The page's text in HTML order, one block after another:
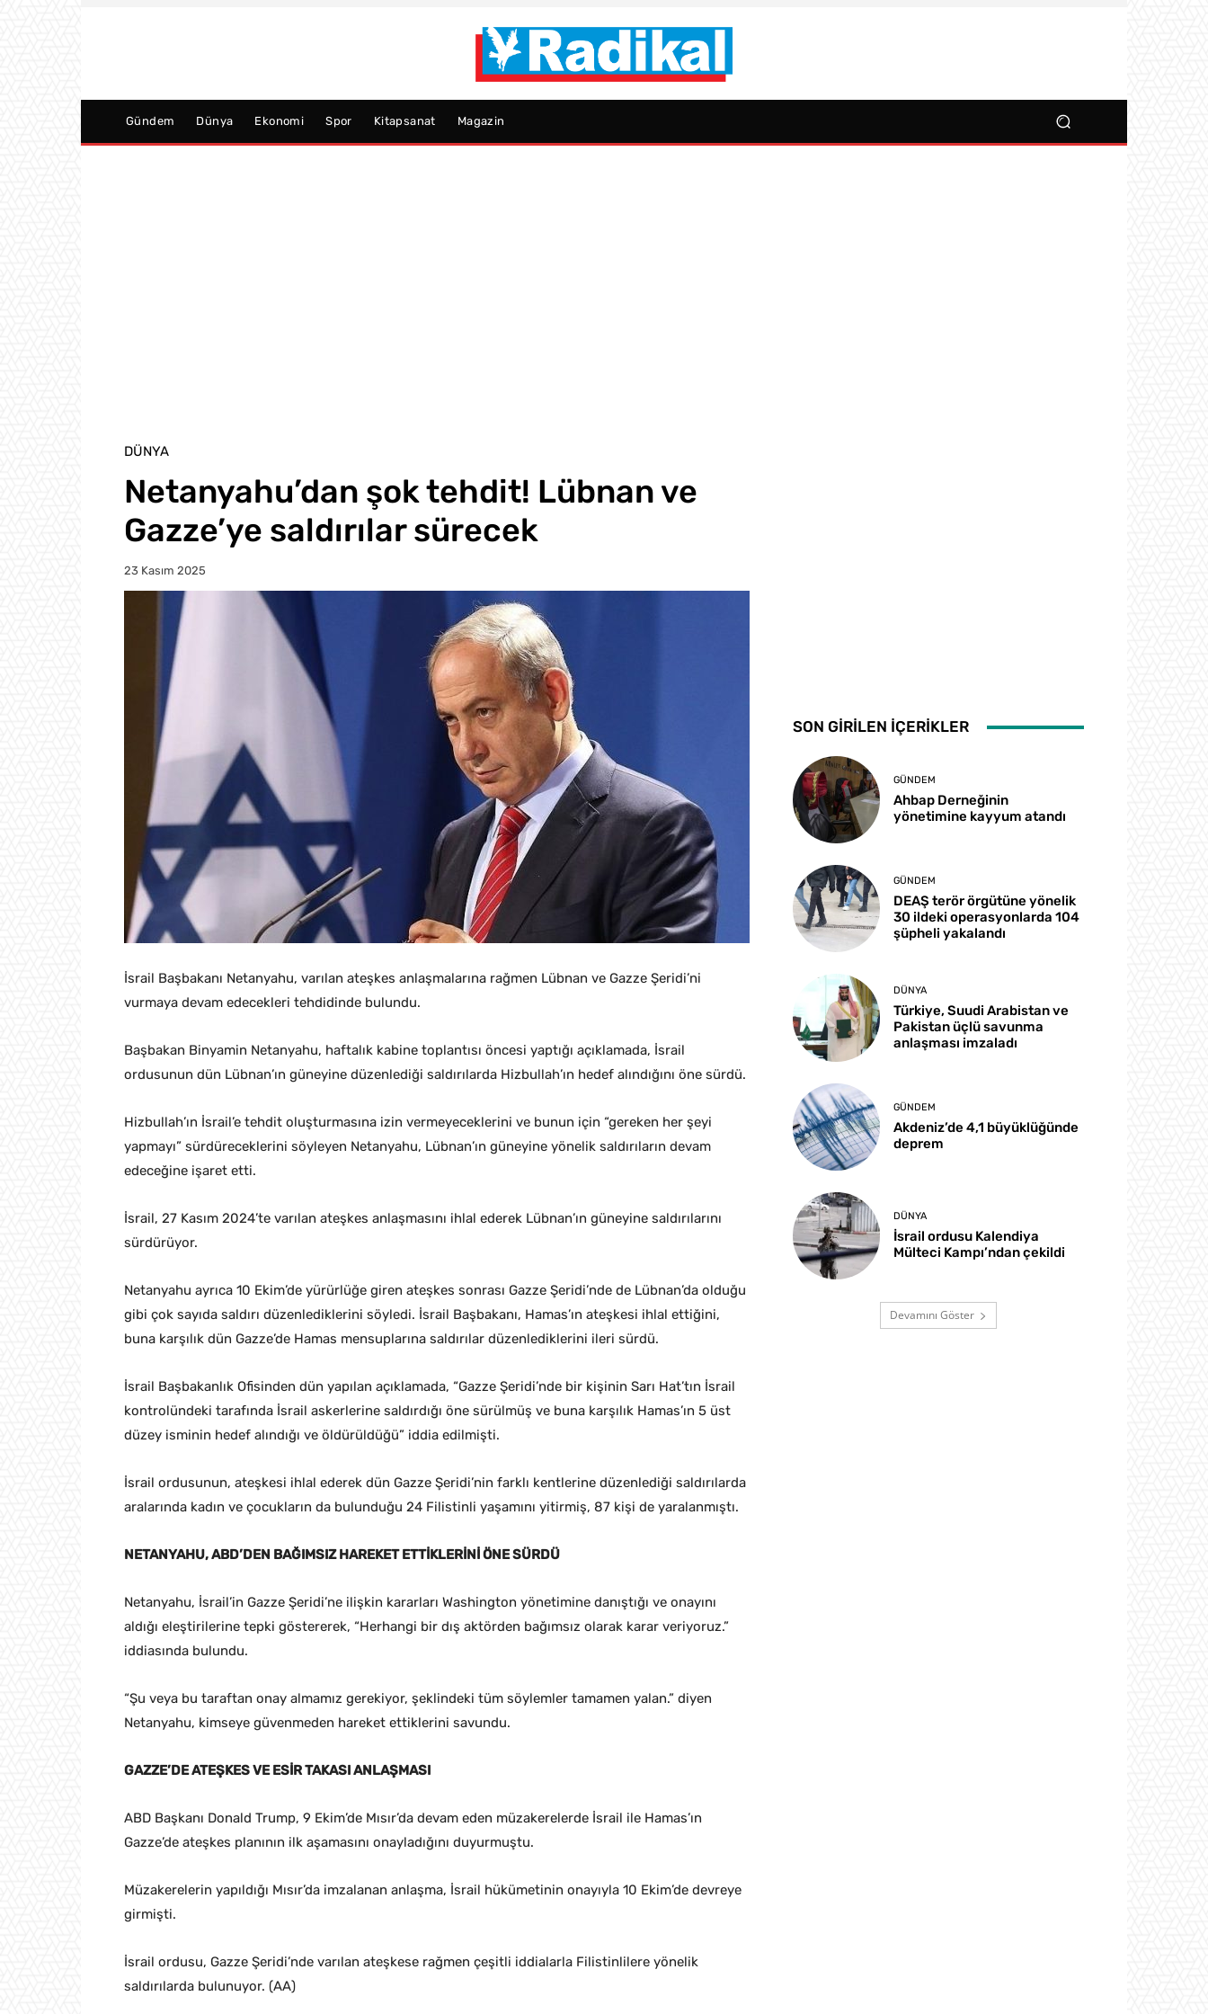
Gündem Dünya Ekonomi Spor Kitapsanat Magazin
DÜNYA
Netanyahu’dan şok tehdit! Lübnan ve
Gazze’ye saldırılar sürecek
23 Kasım 2025
İsrail Başbakanı Netanyahu, varılan ateşkes anlaşmalarına rağmen Lübnan ve Gazze Şeridi’ni
vurmaya devam edecekleri tehdidinde bulundu.
Başbakan Binyamin Netanyahu, haftalık kabine toplantısı öncesi yaptığı açıklamada, İsrail
ordusunun dün Lübnan’ın güneyine düzenlediği saldırılarda Hizbullah’ın hedef alındığını öne sürdü.
Hizbullah’ın İsrail’e tehdit oluşturmasına izin vermeyeceklerini ve bunun için “gereken her şeyi
yapmayı” sürdüreceklerini söyleyen Netanyahu, Lübnan’ın güneyine yönelik saldırıların devam
edeceğine işaret etti.
İsrail, 27 Kasım 2024’te varılan ateşkes anlaşmasını ihlal ederek Lübnan’ın güneyine saldırılarını
sürdürüyor.
Netanyahu ayrıca 10 Ekim’de yürürlüğe giren ateşkes sonrası Gazze Şeridi’nde de Lübnan’da olduğu
gibi çok sayıda saldırı düzenlediklerini söyledi. İsrail Başbakanı, Hamas’ın ateşkesi ihlal ettiğini,
buna karşılık dün Gazze’de Hamas mensuplarına saldırılar düzenlediklerini ileri sürdü.
İsrail Başbakanlık Ofisinden dün yapılan açıklamada, “Gazze Şeridi’nde bir kişinin Sarı Hat’tın İsrail
kontrolündeki tarafında İsrail askerlerine saldırdığı öne sürülmüş ve buna karşılık Hamas’ın 5 üst
düzey isminin hedef alındığı ve öldürüldüğü” iddia edilmişti.
İsrail ordusunun, ateşkesi ihlal ederek dün Gazze Şeridi’nin farklı kentlerine düzenlediği saldırılarda
aralarında kadın ve çocukların da bulunduğu 24 Filistinli yaşamını yitirmiş, 87 kişi de yaralanmıştı.
NETANYAHU, ABD’DEN BAĞIMSIZ HAREKET ETTİKLERİNİ ÖNE SÜRDÜ
Netanyahu, İsrail’in Gazze Şeridi’ne ilişkin kararları Washington yönetimine danıştığı ve onayını
aldığı eleştirilerine tepki göstererek, “Herhangi bir dış aktörden bağımsız olarak karar veriyoruz.”
iddiasında bulundu.
“Şu veya bu taraftan onay almamız gerekiyor, şeklindeki tüm söylemler tamamen yalan.” diyen
Netanyahu, kimseye güvenmeden hareket ettiklerini savundu.
GAZZE’DE ATEŞKES VE ESİR TAKASI ANLAŞMASI
ABD Başkanı Donald Trump, 9 Ekim’de Mısır’da devam eden müzakerelerde İsrail ile Hamas’ın
Gazze’de ateşkes planının ilk aşamasını onayladığını duyurmuştu.
Müzakerelerin yapıldığı Mısır’da imzalanan anlaşma, İsrail hükümetinin onayıyla 10 Ekim’de devreye
girmişti.
İsrail ordusu, Gazze Şeridi’nde varılan ateşkese rağmen çeşitli iddialarla Filistinlilere yönelik
saldırılarda bulunuyor. (AA)
SON GİRİLEN İÇERİKLER
GÜNDEM
Ahbap Derneğinin
yönetimine kayyum atandı
GÜNDEM
DEAŞ terör örgütüne yönelik
30 ildeki operasyonlarda 104
şüpheli yakalandı
DÜNYA
Türkiye, Suudi Arabistan ve
Pakistan üçlü savunma
anlaşması imzaladı
GÜNDEM
Akdeniz’de 4,1 büyüklüğünde
deprem
DÜNYA
İsrail ordusu Kalendiya
Mülteci Kampı’ndan çekildi
Devamını Göster